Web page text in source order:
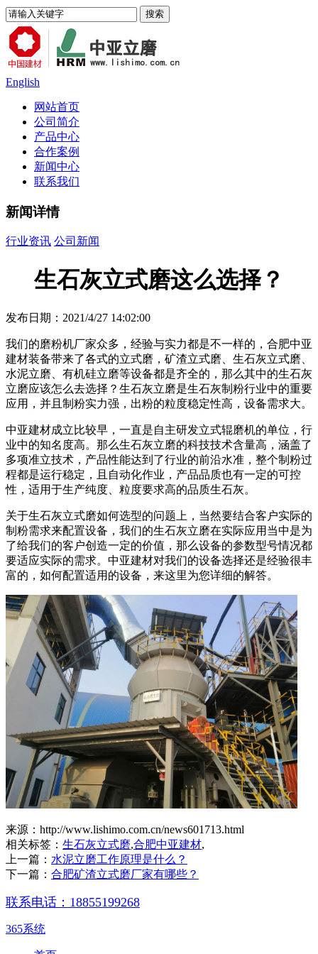
English
网站首页
公司简介
产品中心
合作案例
新闻中心
联系我们
新闻详情
行业资讯 公司新闻
生石灰立式磨这么选择？
发布日期：2021/4/27 14:02:00
我们的磨粉机厂家众多，经验与实力都是不一样的，合肥中亚
建材装备带来了各式的立式磨，矿渣立式磨、生石灰立式磨、
水泥立磨、有机硅立磨等设备都是齐全的，那么其中的生石灰
立磨应该怎么去选择？生石灰立磨是生石灰制粉行业中的重要
应用，并且制粉实力强，出粉的粒度稳定性高，设备需求大。
中亚建材成立比较早，一直是自主研发立式辊磨机的单位，行
业中的知名度高。那么生石灰立磨的科技技术含量高，涵盖了
多项准立技术，产品性能达到了行业的前沿水准，整个制粉过
程都是运行稳定，且自动化作业，产品品质也有一定的可控
性，适用于生产纯度、粒度要求高的品质生石灰。
关于生石灰立式磨如何选型的问题上，当然要结合客户实际的
制粉需求来配置设备，我们的生石灰立磨在实际应用当中是为
了给我们的客户创造一定的价值，那么设备的参数型号情况都
要适应实际的需求。中亚建材对我们的设备选择还是经验很丰
富的，如何配置适用的设备，来这里为您详细的解答。
来源：http://www.lishimo.com.cn/news601713.html
相关标签： 生石灰立式磨,合肥中亚建材,
上一篇： 水泥立磨工作原理是什么？
下一篇： 合肥矿渣立式磨厂家有哪些？
联系电话：18855199268
365系统